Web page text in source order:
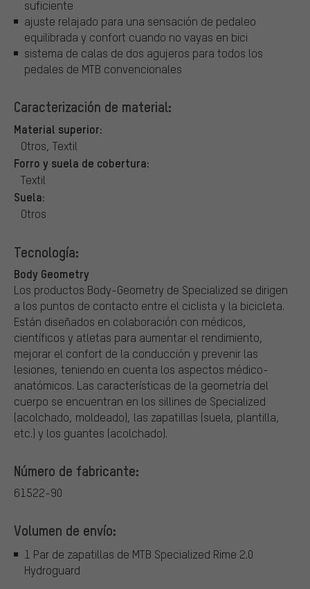
suficiente
ajuste relajado para una sensación de pedaleo
equilibrada y confort cuando no vayas en bici
sistema de calas de dos agujeros para todos los
pedales de MTB convencionales
Caracterización de material:
Material superior:
Otros, Textil
Forro y suela de cobertura:
Textil
Suela:
Otros
Tecnología:
Body Geometry
Los productos Body-Geometry de Specialized se dirigen
a los puntos de contacto entre el ciclista y la bicicleta.
Están diseñados en colaboración con médicos,
científicos y atletas para aumentar el rendimiento,
mejorar el confort de la conducción y prevenir las
lesiones, teniendo en cuenta los aspectos médico-
anatómicos. Las características de la geometría del
cuerpo se encuentran en los sillines de Specialized
(acolchado, moldeado), las zapatillas (suela, plantilla,
etc.) y los guantes (acolchado).
Número de fabricante:
61522-90
Volumen de envío:
1 Par de zapatillas de MTB Specialized Rime 2.0
Hydroguard